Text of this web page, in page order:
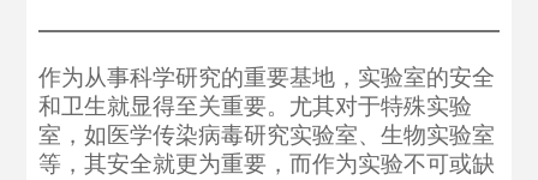
作为从事科学研究的重要基地，实验室的安全
和卫生就显得至关重要。尤其对于特殊实验
室，如医学传染病毒研究实验室、生物实验室
等，其安全就更为重要，而作为实验不可或缺